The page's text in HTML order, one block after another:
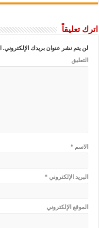
اترك تعليقاً
لن يتم نشر عنوان بريدك الإلكتروني.
التعليق
الاسم*
البريد الإلكتروني*
الموقع الإلكتروني